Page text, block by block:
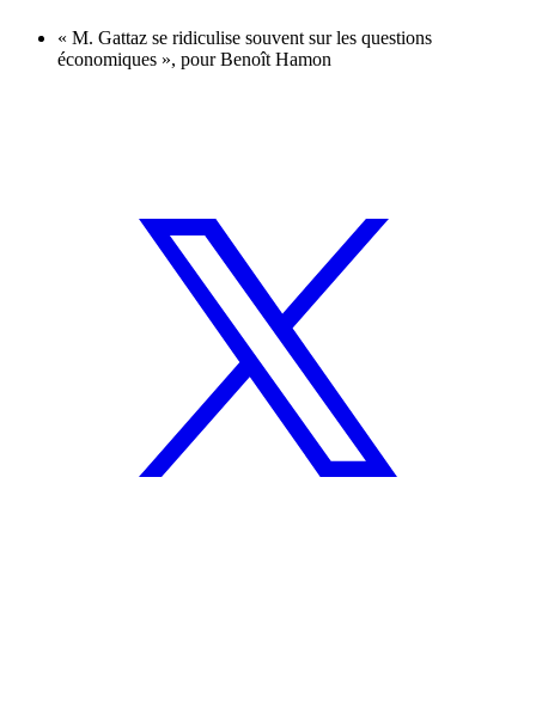
« M. Gattaz se ridiculise souvent sur les questions
économiques », pour Benoît Hamon